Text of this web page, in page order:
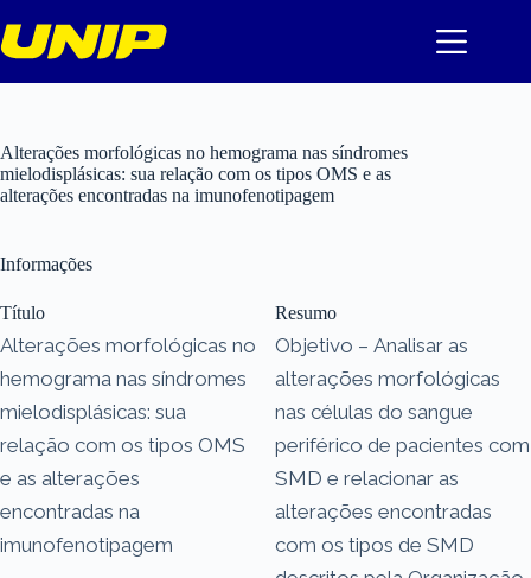
para
o
Alterações morfológicas no hemograma nas síndromes
mielodisplásicas: sua relação com os tipos OMS e as
alterações encontradas na imunofenotipagem
Informações
Título
Alterações morfológicas no
hemograma nas síndromes
mielodisplásicas: sua
relação com os tipos OMS
e as alterações
encontradas na
imunofenotipagem
Resumo
Objetivo – Analisar as
alterações morfológicas
nas células do sangue
periférico de pacientes com
SMD e relacionar as
alterações encontradas
com os tipos de SMD